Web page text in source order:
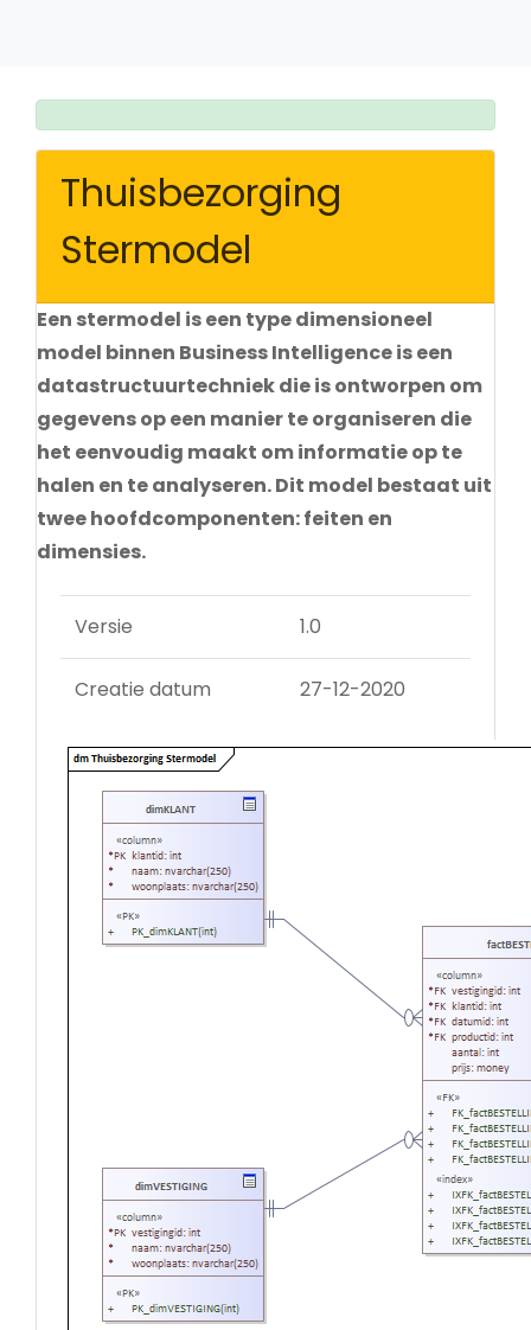
Thuisbezorging
Stermodel
Een stermodel is een type dimensioneel
model binnen Business Intelligence is een
datastructuurtechniek die is ontworpen om
gegevens op een manier te organiseren die
het eenvoudig maakt om informatie op te
halen en te analyseren. Dit model bestaat uit
twee hoofdcomponenten: feiten en
dimensies.
Versie 1.0
Creatie datum 27-12-2020